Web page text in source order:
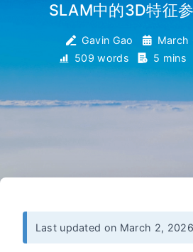
SLAM中的3D特征
Gavin Gao
March
509 words
5 mins
Last updated on March 2,